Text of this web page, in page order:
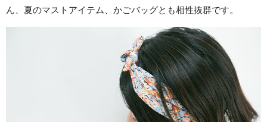
ん、夏のマストアイテム、かごバッグとも相性抜群です。